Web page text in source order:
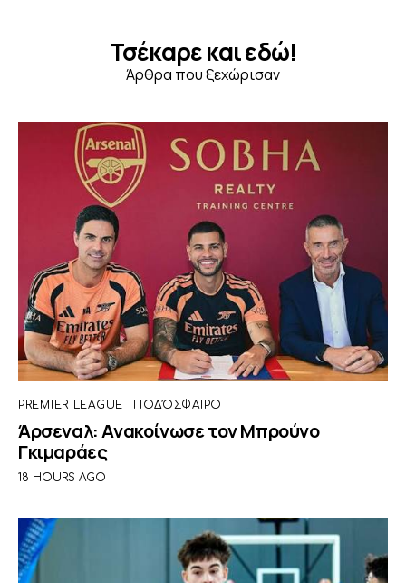
Τσέκαρε και εδώ!
Άρθρα που ξεχώρισαν
PREMIER LEAGUE ΠΟΔΌΣΦΑΙΡΟ
Άρσεναλ: Ανακοίνωσε τον Μπρούνο
Γκιμαράες
18 HOURS AGO